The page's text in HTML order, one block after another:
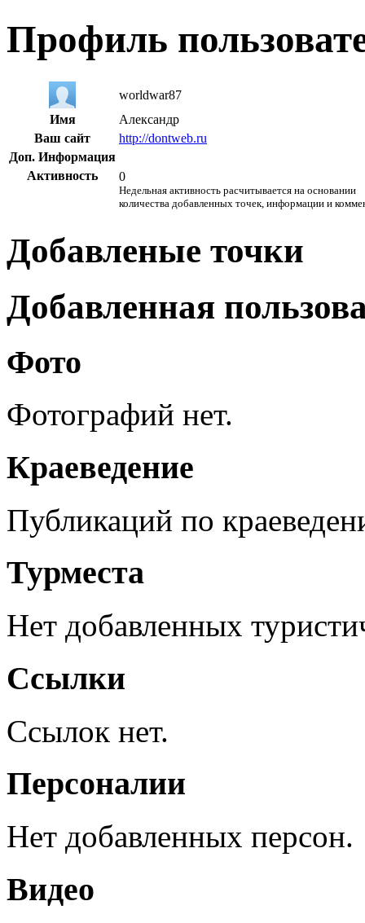
Профиль
worldwar87
Имя
Александр
Ваш сайт
http://dontweb.ru
Доп. Информация
Активность
0
Недельная активность расчитывается на основании
количества добавленных точек, информации и
Добавленые точки
Добавленная
Фото
Фотографий нет.
Краеведение
Публикаций по
Турместа
Нет добавленных
Ссылки
Ссылок нет.
Персоналии
Нет добавленных персон.
Видео